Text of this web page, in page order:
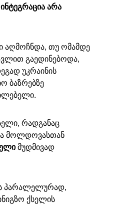
არა
აღმოჩნდა, თუ ომამდე
გაედინებოდა,
უკრაინის
ბაზრებზე
რადგანაც
მოლდოვასთან
მუდმივად
პარალელურად,
ქსელის